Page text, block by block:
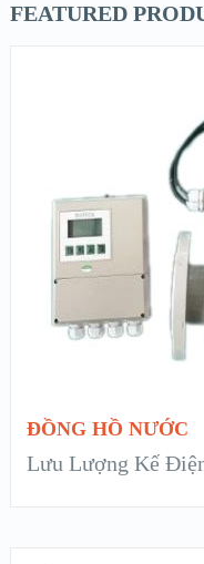
FEATURED
ĐỒNG HỒ NƯỚC
Lưu Lượng Kế